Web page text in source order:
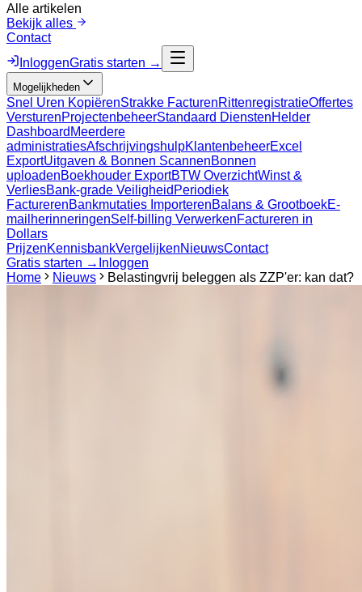
Alle artikelen
Bekijk alles
Contact
InloggenGratis starten →
Mogelijkheden
Snel Uren KopiërenStrakke FacturenRittenregistratieOffertes
VersturenProjectenbeheerStandaard DienstenHelder
Dashboard Meerdere
administratiesAfschrijvingshulpKlantenbeheerExcel
ExportUitgaven & Bonnen ScannenBonnen
uploadenBoekhouder ExportBTW OverzichtWinst &
VerliesBank-grade Veiligheid Periodiek
FacturerenBankmutaties ImporterenBalans & GrootboekE-
mailherinneringenSelf-billing VerwerkenFactureren in
Dollars
PrijzenKennisbankVergelijkenNieuwsContact
Gratis starten → Inloggen
Home
Nieuws Belastingvrij beleggen als ZZP'er: kan dat?